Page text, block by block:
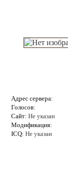
Адрес сервера:
Голосов:
Сайт: Не указан
Модификация:
ICQ: Не указан